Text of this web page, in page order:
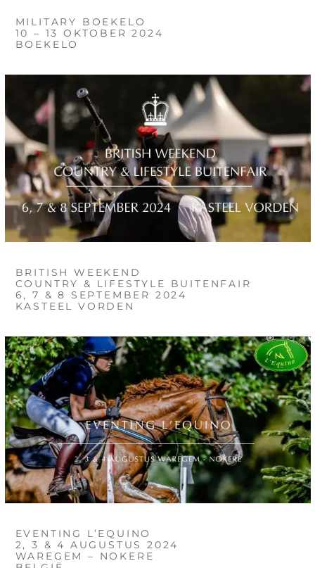
MILITARY BOEKELO
10 – 13 OKTOBER 2024
BOEKELO
BRITISH WEEKEND
COUNTRY & LIFESTYLE BUITENFAIR
6, 7 & 8 SEPTEMBER 2024
KASTEEL VORDEN
EVENTING L’EQUINO
2, 3 & 4 AUGUSTUS 2024
WAREGEM – NOKERE